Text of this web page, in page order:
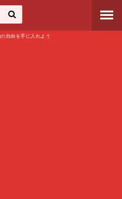
自由を手に入れよう